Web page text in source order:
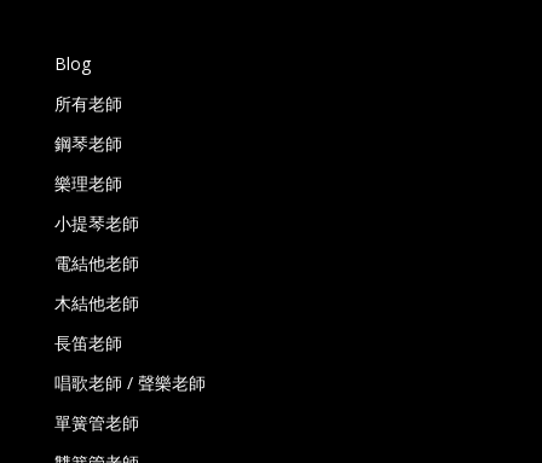
Blog
所有老師
鋼琴老師
樂理老師
小提琴老師
電結他老師
木結他老師
長笛老師
唱歌老師 / 聲樂老師
單簧管老師